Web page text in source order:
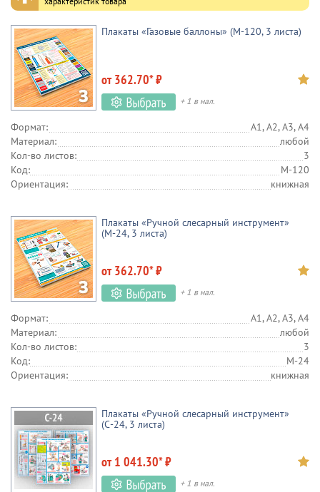
Плакаты «Газовые баллоны» (М-120, 3 листа)
от 362.70* ₽
+ 1 в нал.
Формат:
А1, А2, А3, А4
Материал:
любой
Кол-во листов:
3
Код:
М-120
Ориентация:
книжная
Плакаты «Ручной слесарный инструмент»
(М-24, 3 листа)
от 362.70* ₽
+ 1 в нал.
Формат:
А1, А2, А3, А4
Материал:
любой
Кол-во листов:
3
Код:
М-24
Ориентация:
книжная
Плакаты «Ручной слесарный инструмент»
(С-24, 3 листа)
от 1 041.30* ₽
+ 1 в нал.